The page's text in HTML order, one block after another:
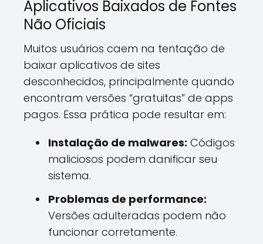
Aplicativos Baixados de Fontes
Não Oficiais
Muitos usuários caem na tentação de
baixar aplicativos de sites
desconhecidos, principalmente quando
encontram versões “gratuitas” de apps
pagos. Essa prática pode resultar em:
Instalação de malwares: Códigos
maliciosos podem danificar seu
sistema.
Problemas de performance:
Versões adulteradas podem não
funcionar corretamente.